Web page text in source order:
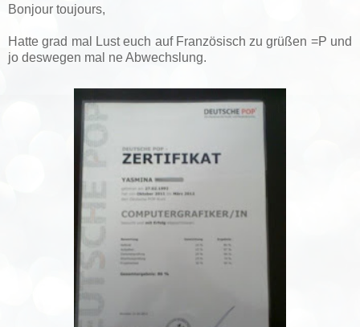
Bonjour toujours,
Hatte grad mal Lust euch auf Französisch zu grüßen =P und
jo deswegen mal ne Abwechslung.